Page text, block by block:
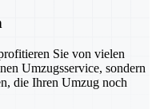
Sie von vielen
Umzugsservice, sondern
die Ihren Umzug noch